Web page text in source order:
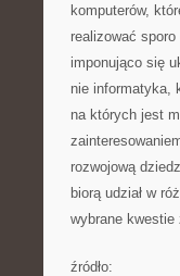
komputerów,
realizować
imponująco się
nie informatyka,
na których jest
rozwojową
biorą udział w
wybrane
źródło: